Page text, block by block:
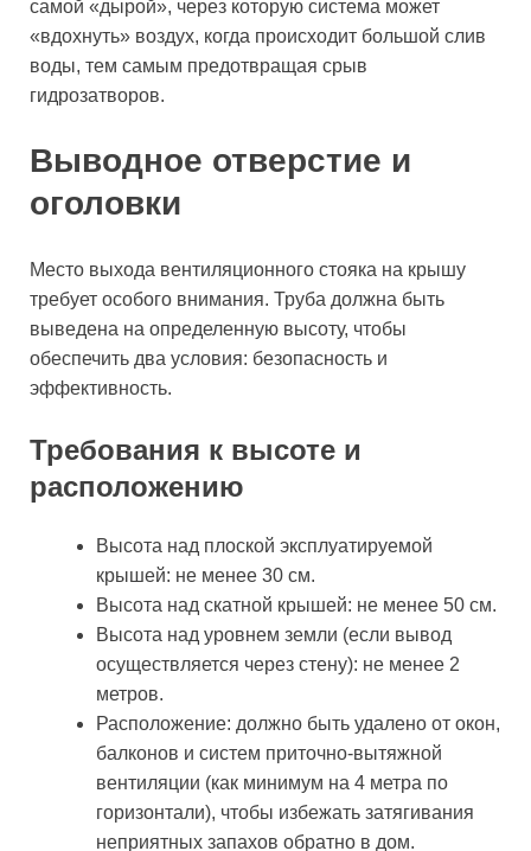
самой «дырой», через которую система может
«вдохнуть» воздух, когда происходит большой слив
воды, тем самым предотвращая срыв
гидрозатворов.
Выводное отверстие и
оголовки
Место выхода вентиляционного стояка на крышу
требует особого внимания. Труба должна быть
выведена на определенную высоту, чтобы
обеспечить два условия: безопасность и
эффективность.
Требования к высоте и
расположению
Высота над плоской эксплуатируемой
крышей: не менее 30 см.
Высота над скатной крышей: не менее 50 см.
Высота над уровнем земли (если вывод
осуществляется через стену): не менее 2
метров.
Расположение: должно быть удалено от окон,
балконов и систем приточно-вытяжной
вентиляции (как минимум на 4 метра по
горизонтали), чтобы избежать затягивания
неприятных запахов обратно в дом.